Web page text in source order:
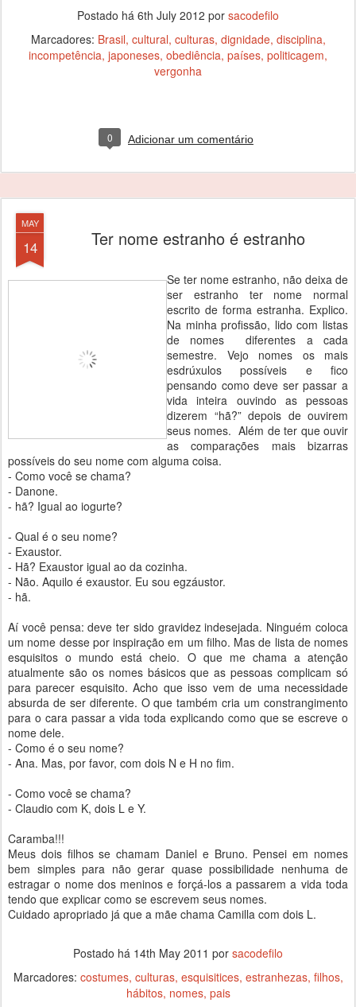
Postado há 6th July 2012 por sacodefilo
Marcadores: Brasil cultural culturas dignidade disciplina
incompetência japoneses obediência países politicagem
vergonha
0 Adicionar um comentário
MAY
14 Ter nome estranho é estranho
Se ter nome estranho, não deixa de
ser estranho ter nome normal
escrito de forma estranha. Explico.
Na minha profissão, lido com listas
de nomes diferentes a cada
semestre. Vejo nomes os mais
esdrúxulos possíveis e fico
pensando como deve ser passar a
vida inteira ouvindo as pessoas
dizerem “hã?” depois de ouvirem
seus nomes. Além de ter que ouvir
as comparações mais bizarras
possíveis do seu nome com alguma coisa.
- Como você se chama?
- Danone.
- hã? Igual ao iogurte?
- Qual é o seu nome?
- Exaustor.
- Hã? Exaustor igual ao da cozinha.
- Não. Aquilo é exaustor. Eu sou egzáustor.
- hã.
Aí você pensa: deve ter sido gravidez indesejada. Ninguém coloca
um nome desse por inspiração em um filho. Mas de lista de nomes
esquisitos o mundo está cheio. O que me chama a atenção
atualmente são os nomes básicos que as pessoas complicam só
para parecer esquisito. Acho que isso vem de uma necessidade
absurda de ser diferente. O que também cria um constrangimento
para o cara passar a vida toda explicando como que se escreve o
nome dele.
- Como é o seu nome?
- Ana. Mas, por favor, com dois N e H no fim.
- Como você se chama?
- Claudio com K, dois L e Y.
Caramba!!!
Meus dois filhos se chamam Daniel e Bruno. Pensei em nomes
bem simples para não gerar quase possibilidade nenhuma de
estragar o nome dos meninos e forçá-los a passarem a vida toda
tendo que explicar como se escrevem seus nomes.
Cuidado apropriado já que a mãe chama Camilla com dois L.
Postado há 14th May 2011 por sacodefilo
Marcadores: costumes culturas esquisitices estranhezas filhos
hábitos nomes pais